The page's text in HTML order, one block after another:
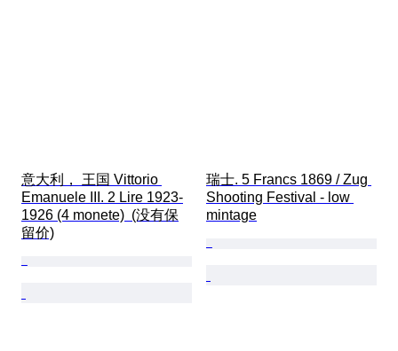
意大利， 王国 Vittorio
Emanuele III. 2 Lire 1923-
1926 (4 monete)  (没有保
留价)
瑞士. 5 Francs 1869 / Zug
Shooting Festival - low
mintage